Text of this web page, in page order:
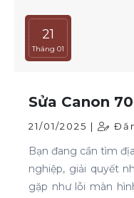
21
Tháng 01
Sửa Canon
21/01/2025 |
Bạn đang cần tìm
nghiệp, giải quyết
gặp như lỗi màn